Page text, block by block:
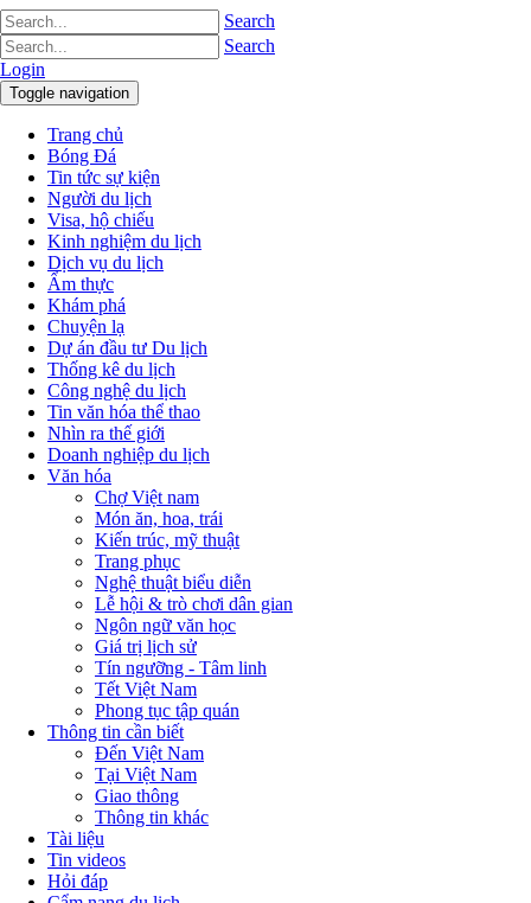
Search
Search
Login
Toggle navigation
Trang chủ
Bóng Đá
Tin tức sự kiện
Người du lịch
Visa, hộ chiếu
Kinh nghiệm du lịch
Dịch vụ du lịch
Ẩm thực
Khám phá
Chuyện lạ
Dự án đầu tư Du lịch
Thống kê du lịch
Công nghệ du lịch
Tin văn hóa thể thao
Nhìn ra thế giới
Doanh nghiệp du lịch
Văn hóa
Chợ Việt nam
Món ăn, hoa, trái
Kiến trúc, mỹ thuật
Trang phục
Nghệ thuật biểu diễn
Lễ hội & trò chơi dân gian
Ngôn ngữ văn học
Giá trị lịch sử
Tín ngưỡng - Tâm linh
Tết Việt Nam
Phong tục tập quán
Thông tin cần biết
Đến Việt Nam
Tại Việt Nam
Giao thông
Thông tin khác
Tài liệu
Tin videos
Hỏi đáp